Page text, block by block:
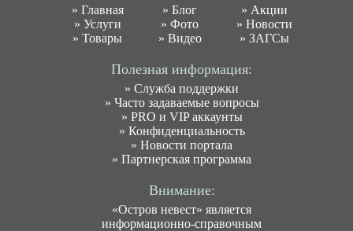
» Главная
» Услуги
»Товары
»Блог
»Фото
» Видео
» Акции
» Новости
» ЗАГСы
Полезная информация:
»Служба поддержки
» Часто задаваемые вопросы
» PRO и VIP аккаунты
» Конфиденциальность
»Новости портала
»Партнерская программа
Внимание:
«Остров невест» является
информационно-справочным